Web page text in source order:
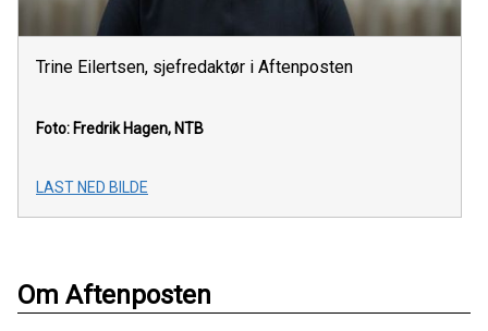
Trine Eilertsen, sjefredaktør i Aftenposten
Foto: Fredrik Hagen, NTB
LAST NED BILDE
Om Aftenposten